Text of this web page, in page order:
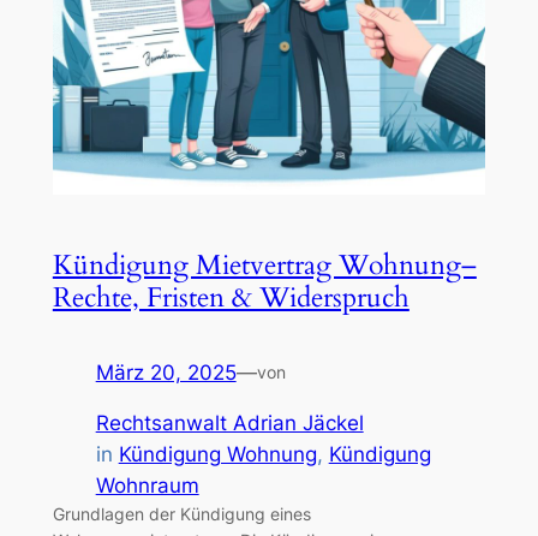
Kündigung Mietvertrag Wohnung–
Rechte, Fristen & Widerspruch
März 20, 2025—von
Rechtsanwalt Adrian Jäckel
in Kündigung Wohnung, Kündigung
Wohnraum
Grundlagen der Kündigung eines